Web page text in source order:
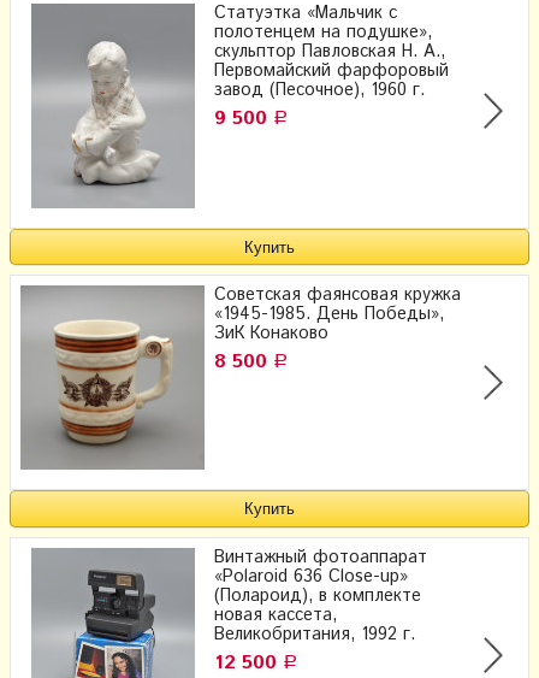
Статуэтка «Мальчик с
полотенцем на подушке»,
скульптор Павловская Н. А.,​
Первомайский фарфоровый
завод (Песочное), 1960 г.
9 500 Р
Советская фаянсовая кружка
«1945-1985. День Победы»,
ЗиК Конаково
8 500 Р
Винтажный фотоаппарат
«Polaroid 636 Close-up»
(Полароид), в комплекте
новая кассета,
Великобритания, 1992 г.
12 500 Р